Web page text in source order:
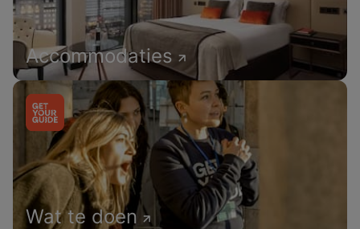
Accommodaties
Wat te doen